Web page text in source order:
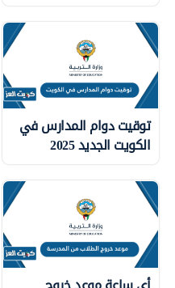
توقيت دوام المدارس في
الكويت الجديد 2025